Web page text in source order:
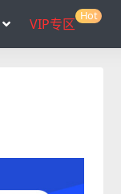
VIP专区 Hot